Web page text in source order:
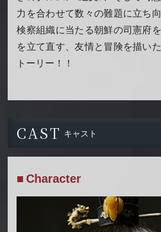
力を合わせて数々の難題に立ち
検察組織に当たる朝鮮の司憲府
を立て直す、友情と冒険を描い
トーリー！！
CAST キャスト
■ Character